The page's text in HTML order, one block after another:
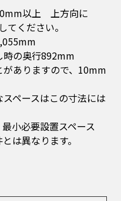
以上 上方向に
てください。
時の奥行892mm
ありますので、 10mm
ペースはこの寸法には
小必要設置スペース
は異なります。